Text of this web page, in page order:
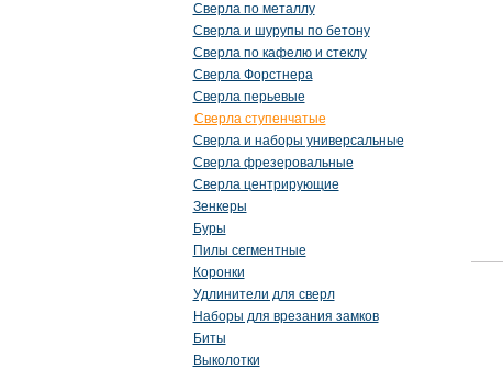
Сверла по металлу
Сверла и шурупы по бетону
Сверла по кафелю и стеклу
Сверла Форстнера
Сверла перьевые
Сверла ступенчатые
Сверла и наборы универсальные
Сверла фрезеровальные
Сверла центрирующие
Зенкеры
Буры
Пилы сегментные
Коронки
Удлинители для сверл
Наборы для врезания замков
Биты
Выколотки